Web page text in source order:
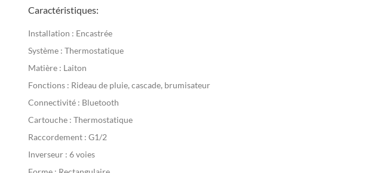
Caractéristiques:
Installation : Encastrée
Système : Thermostatique
Matière : Laiton
Fonctions : Rideau de pluie, cascade, brumisateur
Connectivité : Bluetooth
Cartouche : Thermostatique
Raccordement : G1/2
Inverseur : 6 voies